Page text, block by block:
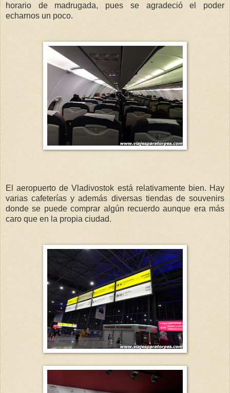
horario de madrugada, pues se agradeció el poder
echarnos un poco.
El aeropuerto de Vladivostok está relativamente bien. Hay
varias cafeterías y además diversas tiendas de souvenirs
donde se puede comprar algún recuerdo aunque era más
caro que en la propia ciudad.